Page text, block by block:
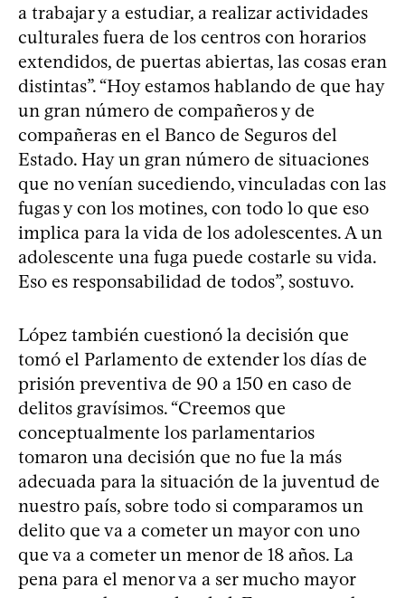
a trabajar y a estudiar, a realizar actividades
culturales fuera de los centros con horarios
extendidos, de puertas abiertas, las cosas eran
distintas”. “Hoy estamos hablando de que hay
un gran número de compañeros y de
compañeras en el Banco de Seguros del
Estado. Hay un gran número de situaciones
que no venían sucediendo, vinculadas con las
fugas y con los motines, con todo lo que eso
implica para la vida de los adolescentes. A un
adolescente una fuga puede costarle su vida.
Eso es responsabilidad de todos”, sostuvo.
López también cuestionó la decisión que
tomó el Parlamento de extender los días de
prisión preventiva de 90 a 150 en caso de
delitos gravísimos. “Creemos que
conceptualmente los parlamentarios
tomaron una decisión que no fue la más
adecuada para la situación de la juventud de
nuestro país, sobre todo si comparamos un
delito que va a cometer un mayor con uno
que va a cometer un menor de 18 años. La
pena para el menor va a ser mucho mayor